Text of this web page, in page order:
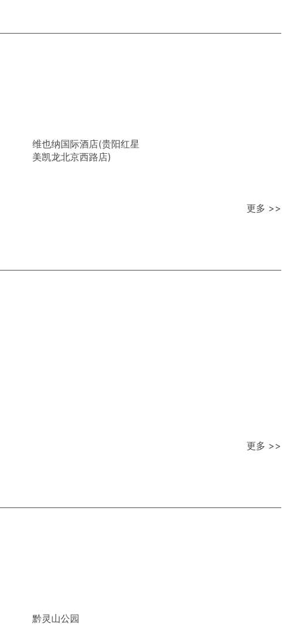
维也纳国际酒店(贵阳红星
美凯龙北京西路店)
更多 >>
更多 >>
黔灵山公园